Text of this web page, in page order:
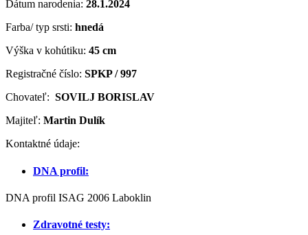
Dátum narodenia: 28.1.2024
Farba/ typ srsti: hnedá
Výška v kohútiku: 45 cm
Registračné číslo: SPKP / 997
Chovateľ: SOVILJ BORISLAV
Majiteľ: Martin Dulík
Kontaktné údaje:
DNA profil:
DNA profil ISAG 2006 Laboklin
Zdravotné testy: